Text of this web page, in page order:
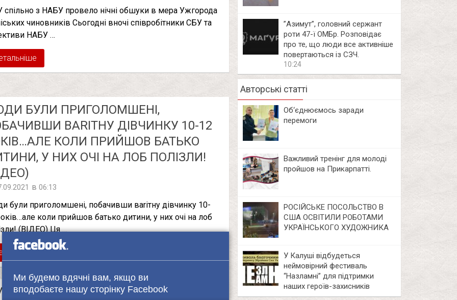
спільно з НАБУ провело нічні обшуки в мера Ужгорода
чиновників Сьогодні вночі співробітники СБУ та
НАБУ …
БУЛИ ПРИГОЛОМШЕНІ,
ВАRІТНУ ДІВЧИНКУ 10-12
КОЛИ ПРИЙШОВ БАТЬКО
У НИХ ОЧІ НА ЛОБ ПОЛІЗЛИ!
в 06:13
були приголомшені, побачивши ваrітну дівчинку 10-
коли прийшов батько дитини, у них очі на лоб
(ВIДЕО) Ця …
ВВЕДУТЬ ОБМЕЖЕННЯ ДЛЯ
⁨”Азимут”, головний сержант
роти 47-ї ОМБр. Розповідає
про те, що люди все активніше
повертаються із СЗЧ.
10:24
Авторські статті
Об‘єднюємось заради
перемоги
Важливий тренінг для молоді
пройшов на Прикарпатті.
РОСІЙСЬКЕ ПОСОЛЬСТВО В
США ОСВІТИЛИ РОБОТАМИ
УКРАЇНСЬКОГО ХУДОЖНИКА
У Калуші відбудеться
неймовірний фестиваль
“Назламні” для підтримки
наших героїв-захисників
Ми будемо вдячні вам, якщо ви
вподобаєте нашу сторінку Facebook